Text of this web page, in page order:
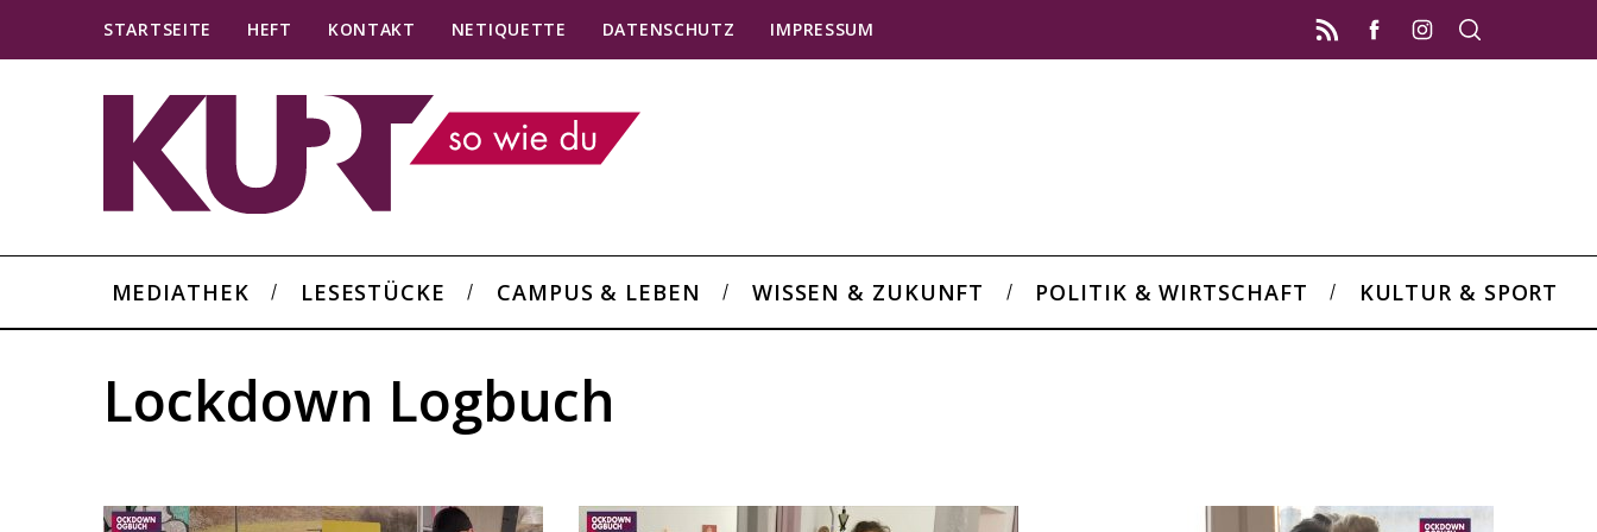
STARTSEITE HEFT KONTAKT NETIQUETTE DATENSCHUTZ IMPRESSUM
MEDIATHEK LESESTÜCKE CAMPUS & LEBEN WISSEN & ZUKUNFT POLITIK & WIRTSCHAFT KULTUR & SPORT
Lockdown Logbuch